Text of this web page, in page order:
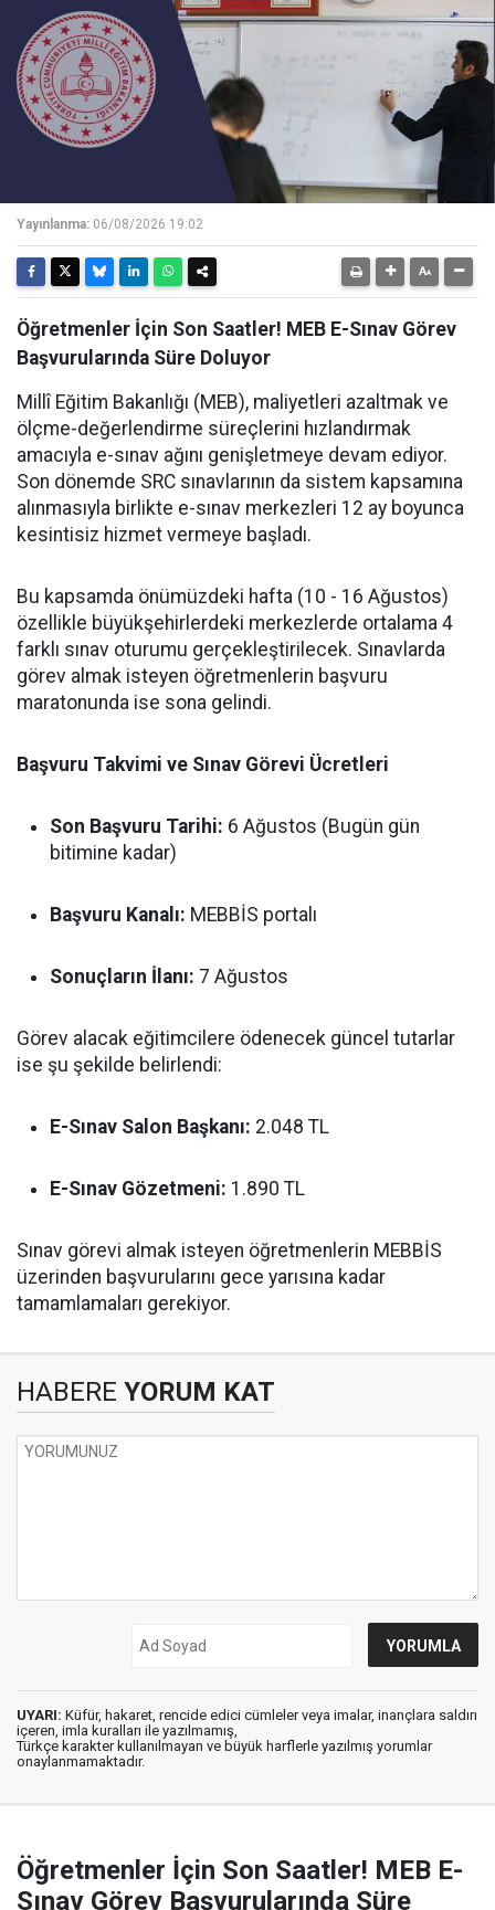
Yayınlanma: 06/08/2026 19:02
Öğretmenler İçin Son Saatler! MEB E-Sınav Görev
Başvurularında Süre Doluyor
Millî Eğitim Bakanlığı (MEB), maliyetleri azaltmak ve
ölçme-değerlendirme süreçlerini hızlandırmak
amacıyla e-sınav ağını genişletmeye devam ediyor.
Son dönemde SRC sınavlarının da sistem kapsamına
alınmasıyla birlikte e-sınav merkezleri 12 ay boyunca
kesintisiz hizmet vermeye başladı.
Bu kapsamda önümüzdeki hafta (10 - 16 Ağustos)
özellikle büyükşehirlerdeki merkezlerde ortalama 4
farklı sınav oturumu gerçekleştirilecek. Sınavlarda
görev almak isteyen öğretmenlerin başvuru
maratonunda ise sona gelindi.
Başvuru Takvimi ve Sınav Görevi Ücretleri
Son Başvuru Tarihi: 6 Ağustos (Bugün gün
bitimine kadar)
Başvuru Kanalı: MEBBİS portalı
Sonuçların İlanı: 7 Ağustos
Görev alacak eğitimcilere ödenecek güncel tutarlar
ise şu şekilde belirlendi:
E-Sınav Salon Başkanı: 2.048 TL
E-Sınav Gözetmeni: 1.890 TL
Sınav görevi almak isteyen öğretmenlerin MEBBİS
üzerinden başvurularını gece yarısına kadar
tamamlamaları gerekiyor.
HABERE YORUM KAT
UYARI: Küfür, hakaret, rencide edici cümleler veya imalar, inançlara saldırı
içeren, imla kuralları ile yazılmamış,
Türkçe karakter kullanılmayan ve büyük harflerle yazılmış yorumlar
onaylanmamaktadır.
Öğretmenler İçin Son Saatler! MEB E-
Sınav Görev Başvurularında Süre